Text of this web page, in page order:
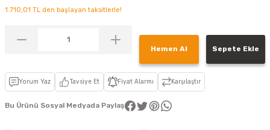
1.710,01 TL den başlayan taksitlerle!
Hemen Al Sepete Ekle
Yorum Yaz Tavsiye Et Fiyat Alarmı Karşılaştır
Bu Ürünü Sosyal Medyada Paylaş